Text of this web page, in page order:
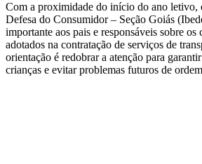
Com a proximidade do início do ano letivo,
Defesa do Consumidor – Seção Goiás
importante aos pais e responsáveis sobre os
adotados na contratação de serviços de
orientação é redobrar a atenção para
crianças e evitar problemas futuros de